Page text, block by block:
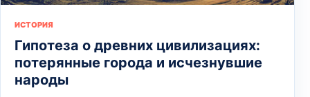
ИСТОРИЯ
Гипотеза о древних цивилизациях:
потерянные города и исчезнувшие
народы